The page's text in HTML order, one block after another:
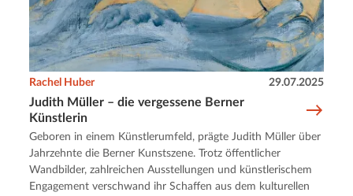
Judith Müller – die vergessene Berner
Künstlerin
Rachel Huber 29.07.2025
Geboren in einem Künstlerumfeld, prägte Judith Müller über
Jahrzehnte die Berner Kunstszene. Trotz öffentlicher
Wandbilder, zahlreichen Ausstellungen und künstlerischem
Engagement verschwand ihr Schaffen aus dem kulturellen